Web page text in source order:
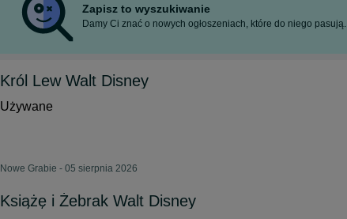
Zapisz to wyszukiwanie
Damy Ci znać o nowych ogłoszeniach, które do niego pasują.
Król Lew Walt Disney
Używane
Nowe Grabie - 05 sierpnia 2026
Książę i Żebrak Walt Disney